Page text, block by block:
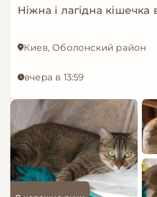
Киев, Оболонский район
вчера в 13:59